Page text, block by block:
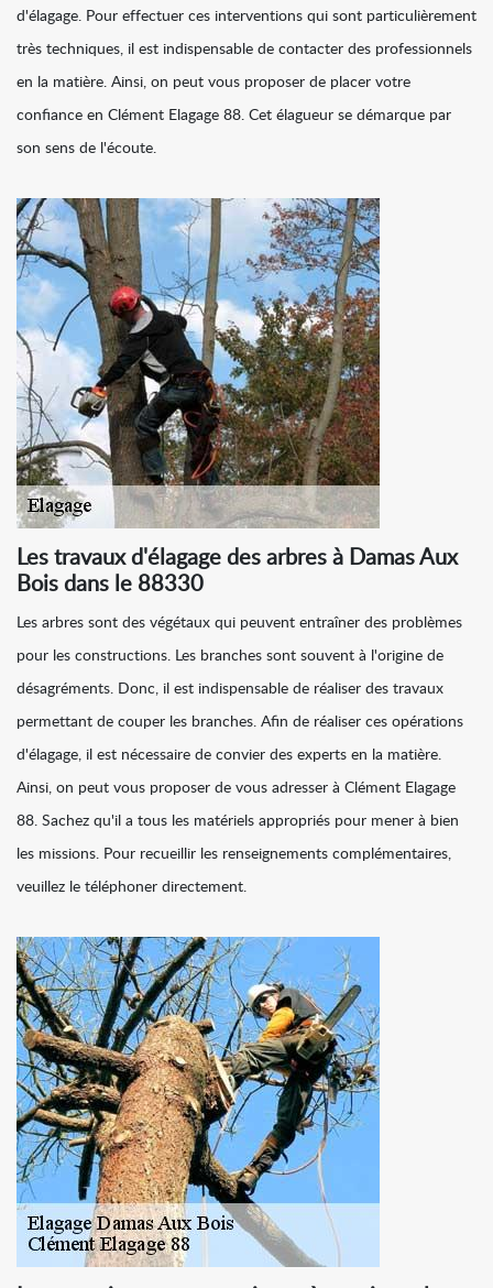
d'élagage. Pour effectuer ces interventions qui sont particulièrement
très techniques, il est indispensable de contacter des professionnels
en la matière. Ainsi, on peut vous proposer de placer votre
confiance en Clément Elagage 88. Cet élagueur se démarque par
son sens de l'écoute.
Les travaux d'élagage des arbres à Damas Aux
Bois dans le 88330
Les arbres sont des végétaux qui peuvent entraîner des problèmes
pour les constructions. Les branches sont souvent à l'origine de
désagréments. Donc, il est indispensable de réaliser des travaux
permettant de couper les branches. Afin de réaliser ces opérations
d'élagage, il est nécessaire de convier des experts en la matière.
Ainsi, on peut vous proposer de vous adresser à Clément Elagage
88. Sachez qu'il a tous les matériels appropriés pour mener à bien
les missions. Pour recueillir les renseignements complémentaires,
veuillez le téléphoner directement.